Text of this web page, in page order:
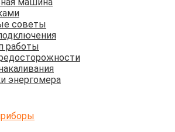
советы
работы
энергомера